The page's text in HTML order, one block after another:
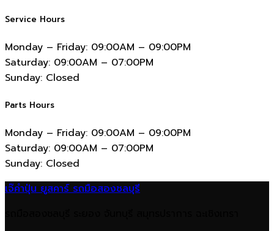
Service Hours
Monday – Friday: 09:00AM – 09:00PM
Saturday: 09:00AM – 07:00PM
Sunday: Closed
Parts Hours
Monday – Friday: 09:00AM – 09:00PM
Saturday: 09:00AM – 07:00PM
Sunday: Closed
เจ๊คำปุ่น ยูสคาร์ รถมือสองชลบุรี